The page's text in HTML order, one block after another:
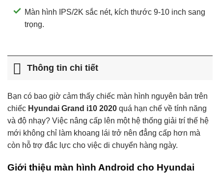
Màn hình IPS/2K sắc nét, kích thước 9-10 inch sang
trọng.
Thông tin chi tiết
Bạn có bao giờ cảm thấy chiếc màn hình nguyên bản trên
chiếc Hyundai Grand i10 2020 quá hạn chế về tính năng
và độ nhạy? Việc nâng cấp lên một hệ thống giải trí thế hệ
mới không chỉ làm khoang lái trở nên đẳng cấp hơn mà
còn hỗ trợ đắc lực cho việc di chuyển hàng ngày.
Giới thiệu màn hình Android cho Hyundai